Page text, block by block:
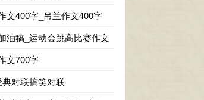
文400字_吊兰作文400字
油稿_运动会跳高比赛作文
文700字
对联搞笑对联